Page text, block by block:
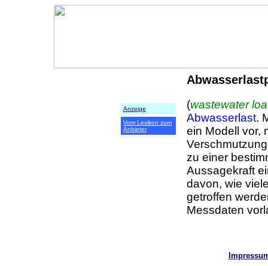
Anzeige
Vom Lexikon zum
Anbieter
(wastewater
Abwasserlast.
ein Modell vor,
zu einer
Aussagekraft
davon, wie
getroffen
Messdaten